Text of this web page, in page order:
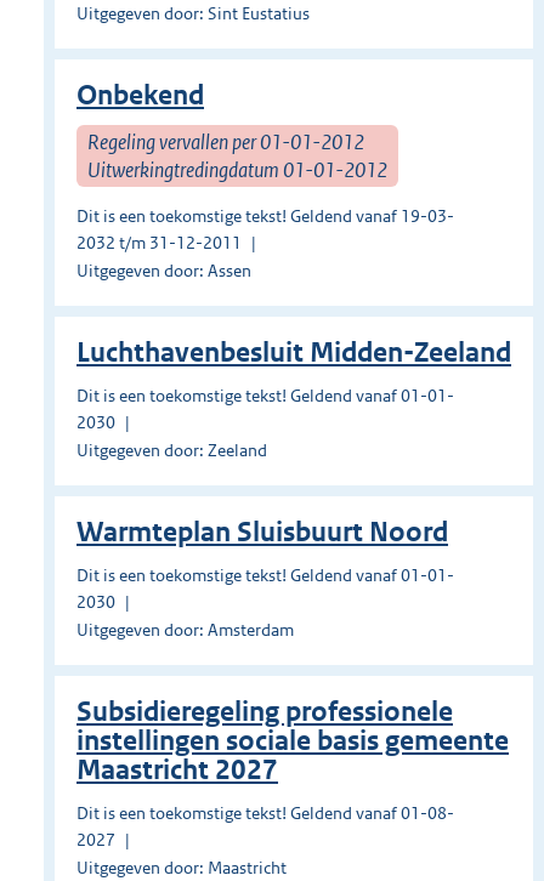
Uitgegeven door: Sint Eustatius
Onbekend
Regeling vervallen per 01-01-2012
Uitwerkingtredingdatum 01-01-2012
Dit is een toekomstige tekst! Geldend vanaf 19-03-
2032 t/m 31-12-2011
Uitgegeven door: Assen
Luchthavenbesluit Midden-Zeeland
Dit is een toekomstige tekst! Geldend vanaf 01-01-
2030
Uitgegeven door: Zeeland
Warmteplan Sluisbuurt Noord
Dit is een toekomstige tekst! Geldend vanaf 01-01-
2030
Uitgegeven door: Amsterdam
Subsidieregeling professionele
instellingen sociale basis gemeente
Maastricht 2027
Dit is een toekomstige tekst! Geldend vanaf 01-08-
2027
Uitgegeven door: Maastricht